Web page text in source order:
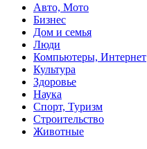
Авто, Мото
Бизнес
Дом и семья
Люди
Компьютеры, Интернет
Культура
Здоровье
Наука
Спорт, Туризм
Строительство
Животные